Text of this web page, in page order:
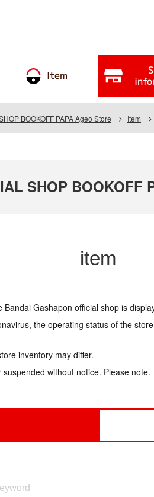
Item
BOOKOFF PAPA Ageo Store Item
SHOP BOOKOFF
item
Gashapon official shop is
the operating status of the
inventory may differ.
without notice. Please note.